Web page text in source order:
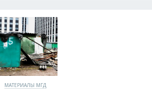
МАТЕРИАЛЫ МГД